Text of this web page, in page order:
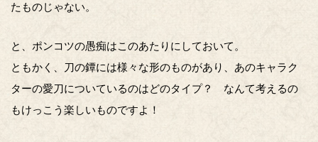
たものじゃない。
と、ポンコツの愚痴はこのあたりにしておいて。
ともかく、刀の鐔には様々な形のものがあり、あのキャラク
ターの愛刀についているのはどのタイプ？ なんて考えるの
もけっこう楽しいものですよ！